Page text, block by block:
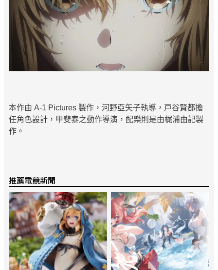
本作由 A-1 Pictures 製作，河野亞矢子執導，戸谷賢都擔
任角色設計，甲斐泰之動作導演，配樂則是由梶浦由記製
作。
推薦電競新聞